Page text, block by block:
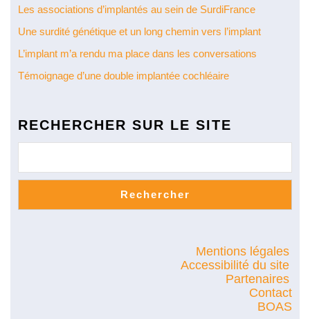
Les associations d’implantés au sein de SurdiFrance
Une surdité génétique et un long chemin vers l’implant
L’implant m’a rendu ma place dans les conversations
Témoignage d’une double implantée cochléaire
RECHERCHER SUR LE SITE
Rechercher
Mentions légales
Accessibilité du site
Partenaires
Contact
BOAS